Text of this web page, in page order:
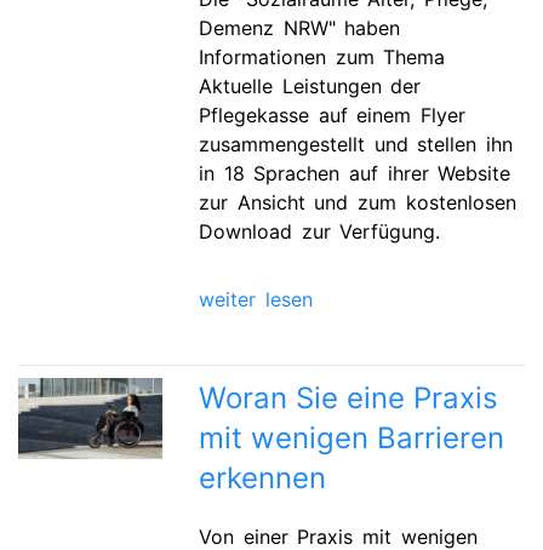
Demenz NRW" haben
Informationen zum Thema
Aktuelle Leistungen der
Pflegekasse auf einem Flyer
zusammengestellt und stellen ihn
in 18 Sprachen auf ihrer Website
zur Ansicht und zum kostenlosen
Download zur Verfügung.
weiter lesen
Woran Sie eine Praxis
mit wenigen Barrieren
erkennen
Von einer Praxis mit wenigen